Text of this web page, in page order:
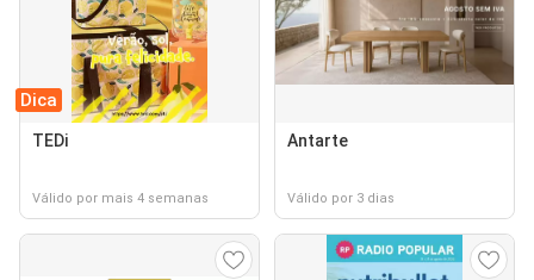
Dica
TEDi
Válido por mais 4 semanas
Antarte
Válido por 3 dias